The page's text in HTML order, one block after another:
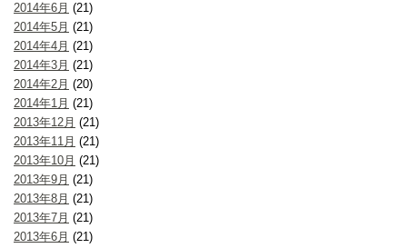
2014年6月 (21)
2014年5月 (21)
2014年4月 (21)
2014年3月 (21)
2014年2月 (20)
2014年1月 (21)
2013年12月 (21)
2013年11月 (21)
2013年10月 (21)
2013年9月 (21)
2013年8月 (21)
2013年7月 (21)
2013年6月 (21)